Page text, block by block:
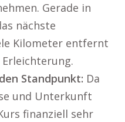
Gerade in
nächste
Kilometer entfernt
Standpunkt: Da
und Unterkunft
finanziell sehr